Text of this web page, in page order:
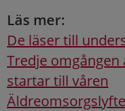
Läs mer:
De läser till
Tredje
startar till våren